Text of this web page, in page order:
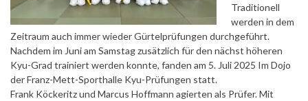
Traditionell
werden in dem
Zeitraum auch immer wieder Gürtelprüfungen durchgeführt.
Nachdem im Juni am Samstag zusätzlich für den nächst höheren
Kyu-Grad trainiert werden konnte, fanden am 5. Juli 2025 Im Dojo
der Franz-Mett-Sporthalle Kyu-Prüfungen statt.
Frank Köckeritz und Marcus Hoffmann agierten als Prüfer. Mit